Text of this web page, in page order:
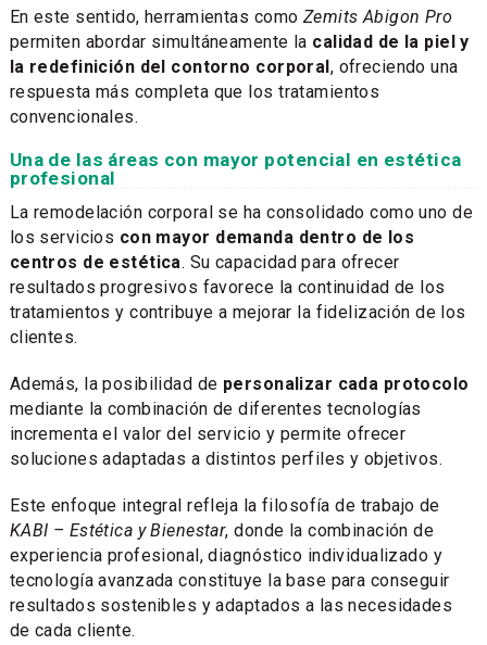
En este sentido, herramientas como Zemits Abigon Pro
permiten abordar simultáneamente la calidad de la piel y
la redefinición del contorno corporal, ofreciendo una
respuesta más completa que los tratamientos
convencionales.
Una de las áreas con mayor potencial en estética
profesional
La remodelación corporal se ha consolidado como uno de
los servicios con mayor demanda dentro de los
centros de estética. Su capacidad para ofrecer
resultados progresivos favorece la continuidad de los
tratamientos y contribuye a mejorar la fidelización de los
clientes.
Además, la posibilidad de personalizar cada protocolo
mediante la combinación de diferentes tecnologías
incrementa el valor del servicio y permite ofrecer
soluciones adaptadas a distintos perfiles y objetivos.
Este enfoque integral refleja la filosofía de trabajo de
KABI – Estética y Bienestar, donde la combinación de
experiencia profesional, diagnóstico individualizado y
tecnología avanzada constituye la base para conseguir
resultados sostenibles y adaptados a las necesidades
de cada cliente.